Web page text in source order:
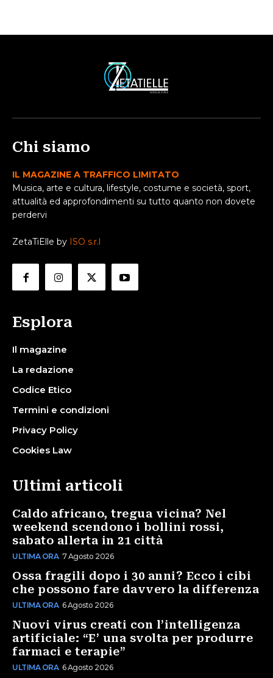
Chi siamo
IL MAGAZINE A TRAFFICO LIMITATO
Musica, arte e cultura, lifestyle, costume e società, sport,
attualità ed approfondimenti su tutto quanto non dovete
perdervi
ZetaTiElle by ISO s.r.l
Esplora
Il magazine
La redazione
Codice Etico
Termini e condizioni
Privacy Policy
Cookies Law
Ultimi articoli
Caldo africano, tregua vicina? Nel
weekend scendono i bollini rossi,
sabato allerta in 21 città
ULTIMA ORA 7 Agosto 2026
Ossa fragili dopo i 30 anni? Ecco i cibi
che possono fare davvero la differenza
ULTIMA ORA 6 Agosto 2026
Nuovi virus creati con l’intelligenza
artificiale: “E’ una svolta per produrre
farmaci e terapie”
ULTIMA ORA 6 Agosto 2026